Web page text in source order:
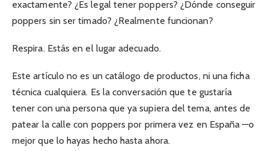
exactamente? ¿Es legal tener poppers? ¿Dónde conseguir
poppers sin ser timado? ¿Realmente funcionan?
Respira. Estás en el lugar adecuado.
Este artículo no es un catálogo de productos, ni una ficha
técnica cualquiera. Es la conversación que te gustaría
tener con una persona que ya supiera del tema, antes de
patear la calle con poppers por primera vez en España —o
mejor que lo hayas hecho hasta ahora.